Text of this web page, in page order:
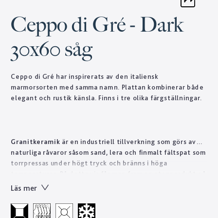
Ceppo di Gré - Dark
30x60 såg
Ceppo di Gré har inspirerats av den italiensk
marmorsorten med samma namn. Plattan kombinerar både
elegant och rustik känsla. Finns i tre olika färgställningar.
Granitkeramik är en industriell tillverkning som görs av
naturliga råvaror såsom sand, lera och finmalt fältspat som
torrpressas under högt tryck och bränns i höga
kort tid som skulle ta naturen tusentals år att forma.
lätt att sköta till skillnad från natursten som ofta kräver
Läs mer